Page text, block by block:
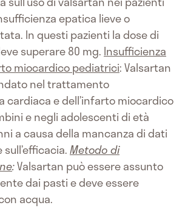
epatica lieve o
In questi pazienti la dose di
superare 80 mg. Insufficienza
miocardico pediatrici: Valsartan
nel trattamento
cardiaca e dell’infarto miocardico
e negli adolescenti di età
a causa della mancanza di dati
Metodo di
:Valsartan può essere assunto
dai pasti e deve essere
acqua.